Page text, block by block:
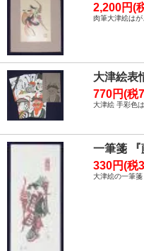
2,200円(
肉筆大津絵はが
大津絵表
770円(税
大津絵 手彩色
一筆箋 『
330円(税
大津絵の一筆箋